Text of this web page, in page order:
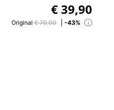
€39,90
Original € 70,00 -43% i